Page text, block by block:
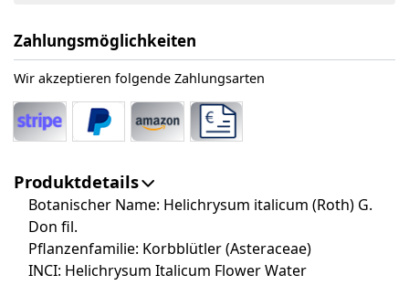
Zahlungsmöglichkeiten
Wir akzeptieren folgende Zahlungsarten
Produktdetails
Botanischer Name: Helichrysum italicum (Roth) G.
Don fil.
Pflanzenfamilie: Korbblütler (Asteraceae)
INCI: Helichrysum Italicum Flower Water